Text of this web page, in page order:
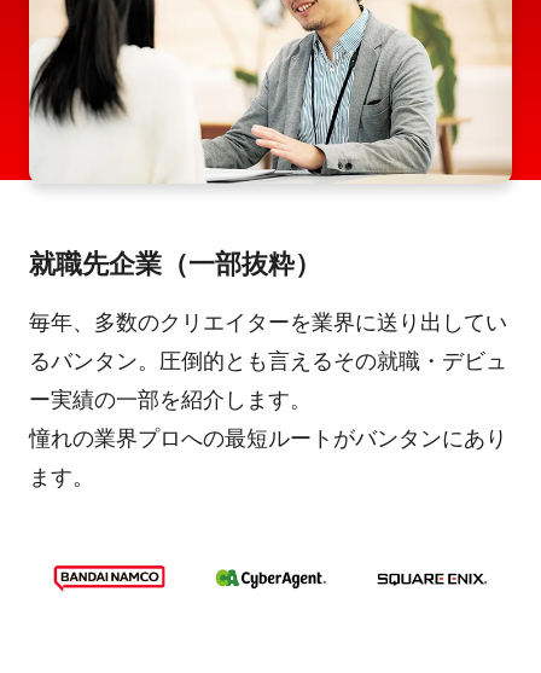
就職先企業（一部抜粋）
毎年、多数のクリエイターを業界に送り出してい
るバンタン。圧倒的とも言えるその就職・デビュ
ー実績の一部を紹介します。
憧れの業界プロへの最短ルートがバンタンにあり
ます。